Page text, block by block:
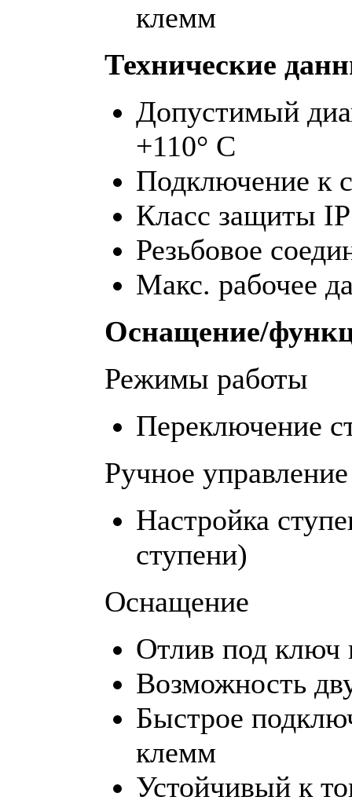
клемм
Технические
Допустимый
+110° C
Подключение к
Класс защиты
Резьбовое
Макс. рабочее
Оснащение/
Режимы работы
Переключение
Ручное управление
Настройка
ступени)
Оснащение
Отлив под ключ
Возможность
Быстрое
клемм
Устойчивый к